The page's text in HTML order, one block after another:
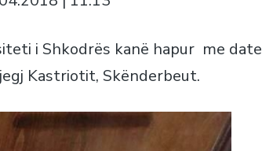
i Shkodrës kanë hapur me date
Kastriotit, Skënderbeut.